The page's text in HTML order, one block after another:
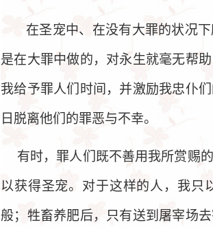
在圣宠中、在没有大罪的状况
是在大罪中做的，对永生就毫无帮
我给予罪人们时间，并激励我忠仆
日脱离他们的罪恶与不幸。
有时，罪人们既不善用我所赏赐
以获得圣宠。对于这样的人，我只
般；牲畜养肥后，只有送到屠宰场